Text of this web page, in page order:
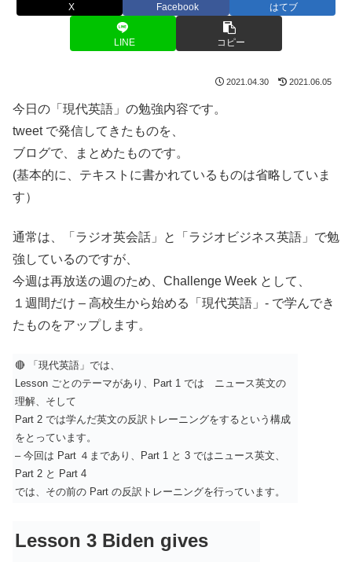
X Facebook はてブ
LINE コピー
2021.04.30 2021.06.05
今日の「現代英語」の勉強内容です。
tweet で発信してきたものを、
ブログで、まとめたものです。
(基本的に、テキストに書かれているものは省略していま
す）
通常は、「ラジオ英会話」と「ラジオビジネス英語」で勉
強しているのですが、
今週は再放送の週のため、Challenge Week として、
１週間だけ – 高校生から始める「現代英語」- で学んでき
たものをアップします。
🔴 「現代英語」では、
Lesson ごとのテーマがあり、Part 1 では ニュース英文の
理解、そして
Part 2 では学んだ英文の反訳トレーニングをするという構成
をとっています。
– 今回は Part ４まであり、Part 1 と 3 ではニュース英文、
Part 2 と Part 4
では、その前の Part の反訳トレーニングを行っています。
Lesson 3 Biden gives